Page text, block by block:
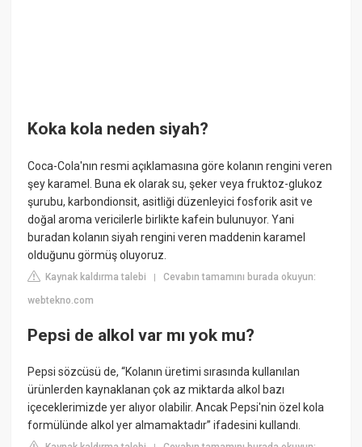
Koka kola neden siyah?
Coca-Cola'nın resmi açıklamasına göre kolanın rengini veren
şey karamel. Buna ek olarak su, şeker veya fruktoz-glukoz
şurubu, karbondionsit, asitliği düzenleyici fosforik asit ve
doğal aroma vericilerle birlikte kafein bulunuyor. Yani
buradan kolanın siyah rengini veren maddenin karamel
olduğunu görmüş oluyoruz.
Kaynak kaldırma talebi |Cevabın tamamını burada okuyun:
webtekno.com
Pepsi de alkol var mı yok mu?
Pepsi sözcüsü de, “Kolanın üretimi sırasında kullanılan
ürünlerden kaynaklanan çok az miktarda alkol bazı
içeceklerimizde yer alıyor olabilir. Ancak Pepsi'nin özel kola
formülünde alkol yer almamaktadır” ifadesini kullandı.